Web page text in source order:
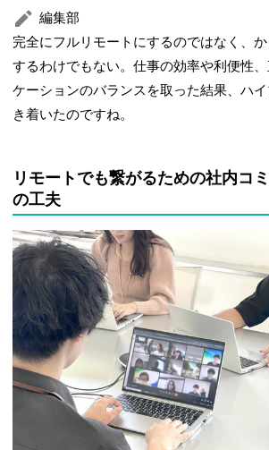
編集部
完全にフルリモートにするのではなく、
するわけでもない。仕事の効率や利便性
ケーションのバランスを取った結果、ハ
き着いたのですね。
リモートでも繋がるための社内コ
の工夫